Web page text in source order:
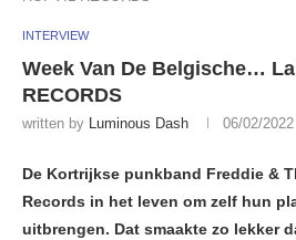
INTERVIEW
Week Van De Belgische…
RECORDS
written by Luminous Dash 06/02/2022
De Kortrijkse punkband Freddie &
Records in het leven om zelf hun
uitbrengen. Dat smaakte zo lekker